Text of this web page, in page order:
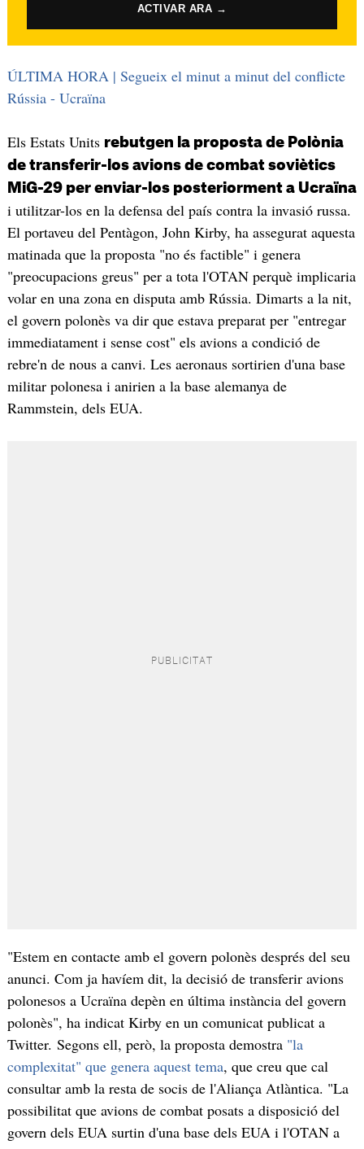
ACTIVAR ARA →
ÚLTIMA HORA | Segueix el minut a minut del conflicte
Rússia - Ucraïna
Els Estats Units rebutgen la proposta de Polònia
de transferir-los avions de combat soviètics
MiG-29 per enviar-los posteriorment a Ucraïna
i utilitzar-los en la defensa del país contra la invasió russa.
El portaveu del Pentàgon, John Kirby, ha assegurat aquesta
matinada que la proposta "no és factible" i genera
"preocupacions greus" per a tota l'OTAN perquè implicaria
volar en una zona en disputa amb Rússia. Dimarts a la nit,
el govern polonès va dir que estava preparat per "entregar
immediatament i sense cost" els avions a condició de
rebre'n de nous a canvi. Les aeronaus sortirien d'una base
militar polonesa i anirien a la base alemanya de
Rammstein, dels EUA.
"Estem en contacte amb el govern polonès després del seu
anunci. Com ja havíem dit, la decisió de transferir avions
polonesos a Ucraïna depèn en última instància del govern
polonès", ha indicat Kirby en un comunicat publicat a
Twitter. Segons ell, però, la proposta demostra "la
complexitat" que genera aquest tema, que creu que cal
consultar amb la resta de socis de l'Aliança Atlàntica. "La
possibilitat que avions de combat posats a disposició del
govern dels EUA surtin d'una base dels EUA i l'OTAN a